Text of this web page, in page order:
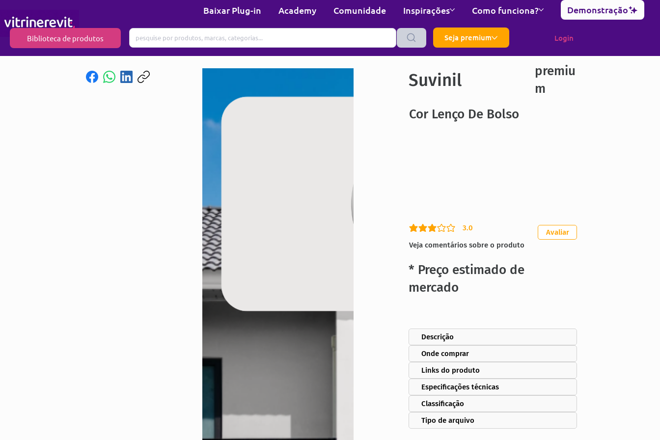
Baixar Plug-in Academy Comunidade Inspirações Como funciona? Demonstração
Biblioteca de produtos Seja premium Login
Suvinil
premiu
m
Cor Lenço De Bolso
3.0
classificação média é 3 de 5
Veja comentários sobre o produto
Avaliar
* Preço estimado de
mercado
Descrição
Onde comprar
Links do produto
Especificações técnicas
Classificação
Tipo de arquivo